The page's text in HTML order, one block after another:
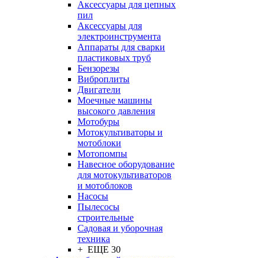
Аксессуары для цепных
пил
Аксессуары для
электроинструмента
Аппараты для сварки
пластиковых труб
Бензорезы
Виброплиты
Двигатели
Моечные машины
высокого давления
Мотобуры
Мотокультиваторы и
мотоблоки
Мотопомпы
Навесное оборудование
для мотокультиваторов
и мотоблоков
Насосы
Пылесосы
строительные
Садовая и уборочная
техника
+ ЕЩЕ 30